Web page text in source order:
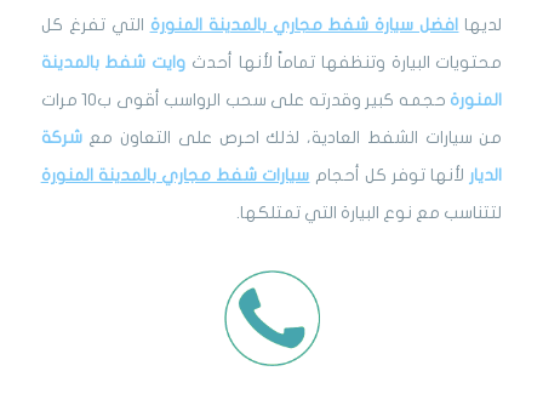
لديها افضل سيارة شفط مجاري بالمدينة المنورة التي تفرغ كل
محتويات البيارة وتنظفها تماماً لأنها أحدث وايت شفط بالمدينة
المنورة حجمه كبير وقدرته على سحب الرواسب أقوى ب10 مرات
من سيارات الشفط العادية، لذلك احرص على التعاون معشركة
الديار لأنها توفر كل أحجام سيارات شفط مجاري بالمدينة المنورة
لتتناسب مع نوع البيارة التي تمتلكها.